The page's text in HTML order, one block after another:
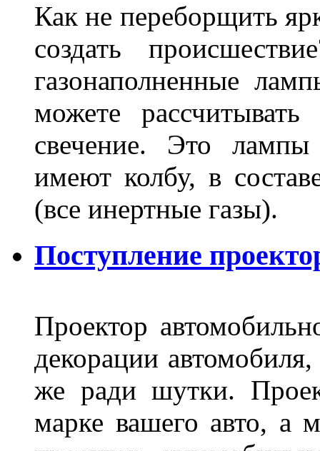
Как не переборщить
создать
газонаполненные
можете
свечение. Это
имеют колбу, в
(все инертные газы).
Поступление
Проектор
декорации
же ради шутки.
марке вашего авто, а